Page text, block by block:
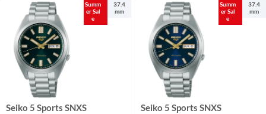
Summ
er Sal
e
37.4
mm
Seiko 5 Sports SNXS
Summ
er Sal
e
37.4
mm
Seiko 5 Sports SNXS